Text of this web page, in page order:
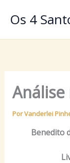
paraOs 4
PorVanderlei
Benedito